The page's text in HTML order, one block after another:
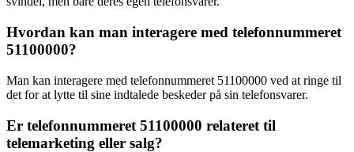
Hvordan kan man interagere med telefonnummeret
51100000?
Man kan interagere med telefonnummeret 51100000 ved at ringe til
det for at lytte til sine indtalede beskeder på sin telefonsvarer.
Er telefonnummeret 51100000 relateret til
telemarketing eller salg?